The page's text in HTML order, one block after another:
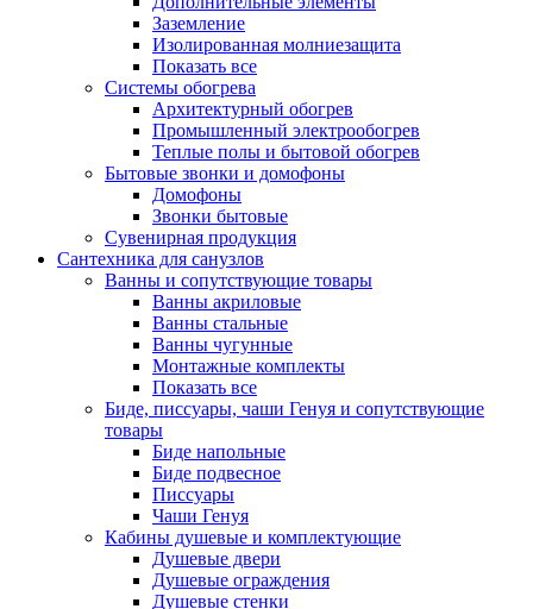
Заземление
Изолированная молниезащита
Показать все
Системы обогрева
Архитектурный обогрев
Промышленный электрообогрев
Теплые полы и бытовой обогрев
Бытовые звонки и домофоны
Домофоны
Звонки бытовые
Сувенирная продукция
Сантехника для санузлов
Ванны и сопутствующие товары
Ванны акриловые
Ванны стальные
Ванны чугунные
Монтажные комплекты
Показать все
Биде, писсуары, чаши Генуя и сопутствующие
товары
Биде напольные
Биде подвесное
Писсуары
Чаши Генуя
Кабины душевые и комплектующие
Душевые двери
Душевые ограждения
Душевые стенки